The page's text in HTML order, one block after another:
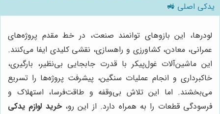
یدکی اصلی 🚜
لودرها، این بازوهای توانمند صنعت، در خط مقدم پروژه‌های
عمرانی، معادن، کشاورزی و راهسازی، نقشی کلیدی ایفا می‌کنند.
این ماشین‌آلات غول‌پیکر با قدرت جابجایی بی‌نظیر، بارگیری،
خاکبرداری و انجام عملیات سنگین، پیشرفت پروژه‌ها را تسریع
می‌بخشند. اما این تلاش بی‌وقفه و طاقت‌فرسا، استهلاک و
فرسودگی قطعات را به همراه دارد. از این رو،خرید لوازم یدکی